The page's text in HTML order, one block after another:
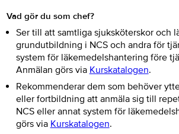
Vad gör du som chef?
Ser till att samtliga sjuksköterskor och
grundutbildning i NCS och andra för
system för läkemedelshantering före
Anmälan görs via Kurskatalogen.
Rekommenderar dem som behöver
eller fortbildning att anmäla sig till
NCS eller annat system för
görs via Kurskatalogen.